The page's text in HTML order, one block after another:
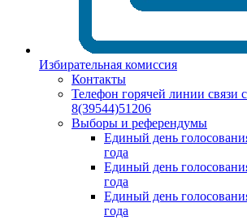
Избирательная комиссия
Контакты
Телефон горячей линии связи
8(39544)51206
Выборы и референдумы
Единый день
года
Единый день
года
Единый день
года